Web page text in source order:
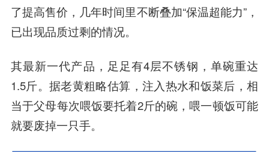
了提高售价，几年时间里不断叠加“保温超能力”，
已出现品质过剩的情况。
其最新一代产品，足足有4层不锈钢，单碗重达
1.5斤。据老黄粗略估算，注入热水和饭菜后，相
当于父母每次喂饭要托着2斤的碗，喂一顿饭可能
就要废掉一只手。